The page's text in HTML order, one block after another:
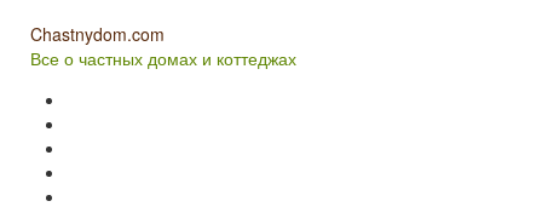
Chastnydom.com
Все о частных домах и коттеджах